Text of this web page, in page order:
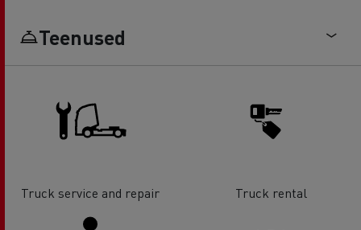
Teenused
Truck service and repair Truck rental